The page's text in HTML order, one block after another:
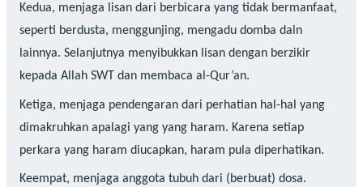
Kedua, menjaga lisan dari berbicara yang tidak bermanfaat,
seperti berdusta, menggunjing, mengadu domba daln
lainnya. Selanjutnya menyibukkan lisan dengan berzikir
kepada Allah SWT dan membaca al-Qur’an.
Ketiga, menjaga pendengaran dari perhatian hal-hal yang
dimakruhkan apalagi yang yang haram. Karena setiap
perkara yang haram diucapkan, haram pula diperhatikan.
Keempat, menjaga anggota tubuh dari (berbuat) dosa.